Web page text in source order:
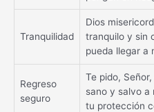
Tranquilidad
Dios
tranquilo y sin
pueda llegar a
Regreso
seguro
Te pido,
sano y salvo a
tu protección